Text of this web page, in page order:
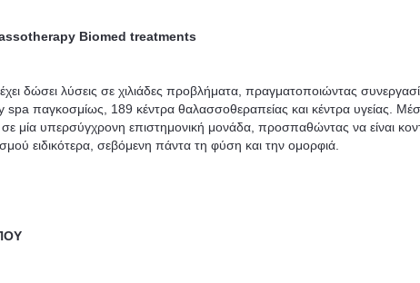
Biomed treatments
έχει δώσει λύσεις σε χιλιάδες προβλήματα, πραγματοποιώντας
spa παγκοσμίως, 189 κέντρα θαλασσοθεραπείας και κέντρα υγείας.
σε μία υπερσύγχρονη επιστημονική μονάδα, προσπαθώντας να είναι
ειδικότερα, σεβόμενη πάντα τη φύση και την ομορφιά.